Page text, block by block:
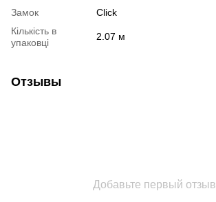
Замок
Click
Кількість в
упаковці
2.07 м
Отзывы
Добавьте первый отзыв